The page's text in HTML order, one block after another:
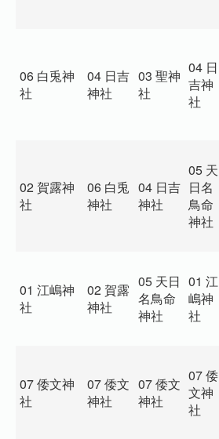
06 白兎神
社
04 日吉
神社
03 聖神
社
04 日
吉神
社
02 賀露神
社
06 白兎
神社
04 日吉
神社
05 天
日名
鳥命
神社
01 江嶋神
社
02 賀露
神社
05 天日
名鳥命
神社
01 江
嶋神
社
07 倭文神
社
07 倭文
神社
07 倭文
神社
07 倭
文神
社